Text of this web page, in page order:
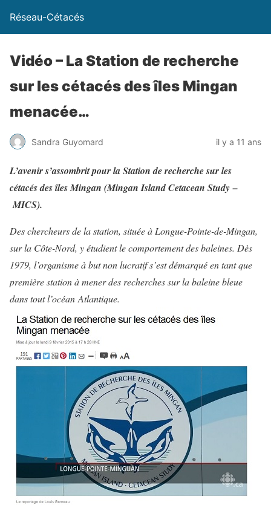
Réseau-Cétacés
Vidéo – La Station de recherche
sur les cétacés des îles Mingan
menacée…
Sandra Guyomard il y a 11 ans
L’avenir s’assombrit pour la Station de recherche sur les
cétacés des îles Mingan (Mingan Island Cetacean Study –
MICS).
Des chercheurs de la station, située à Longue-Pointe-de-Mingan,
sur la Côte-Nord, y étudient le comportement des baleines. Dès
1979, l’organisme à but non lucratif s’est démarqué en tant que
première station à mener des recherches sur la baleine bleue
dans tout l’océan Atlantique.